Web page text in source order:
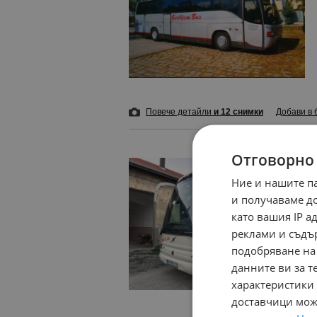
Повече детайли и 12 снимки Добави в
Ние и нашите
и получаваме
като вашия IP
реклами и
подобряване на
данните ви за
доставчици